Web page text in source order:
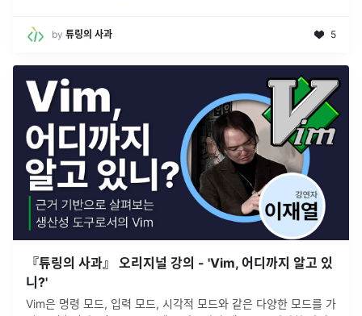
by 튜링의 사과 5
『튜링의 사과』 오리지널 강의 - 'Vim, 어디까지 알고 있
니?'
Vim은 명령 모드, 입력 모드, 시각적 모드와 같은 다양한 모드를 가